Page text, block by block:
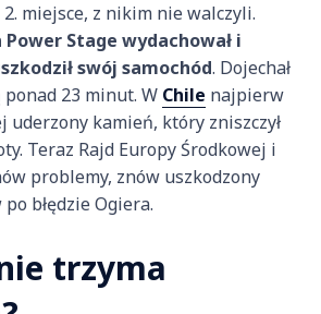
miejsce, z nikim nie walczyli.
Power Stage wydachował i
swój samochód. Dojechał
23 minut. W Chile najpierw
uderzony kamień, który zniszczył
Teraz Rajd Europy Środkowej i
problemy, znów uszkodzony
błędzie Ogiera.
trzyma